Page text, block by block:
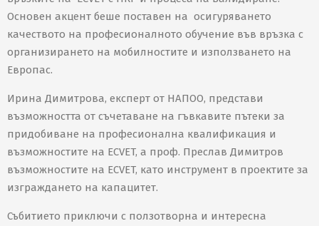
Основен акцент беше поставен на осигуряването
качеството на професионалното обучение във връзка с
организирането на мобилностите и използването на
Европас.
Ирина Димитрова, експерт от НАПОО, представи
възможността от съчетаване на гъвкавите пътеки за
придобиване на професионална квалификация и
възможностите на ECVET, а проф. Преслав Димитров
възможностите на ECVET, като инструмент в проектите за
изграждането на капацитет.
Събитието приключи с ползотворна и интересна